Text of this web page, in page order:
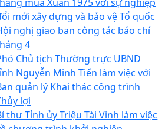
mới xây dựng và bảo vệ Tổ quốc
nghị giao ban công tác báo chí
4
Chủ tịch Thường trực UBND
Nguyễn Minh Tiến làm việc với
quản lý Khai thác công trình
lợi
thư Tỉnh ủy Triệu Tài Vinh làm việc